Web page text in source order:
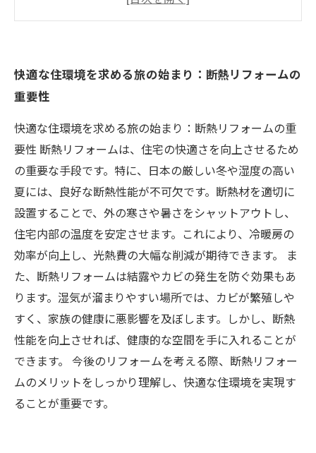
健康的な生活空間の実現：断熱リフォームによ
ームの嬉しい効果
家族の健康を守るために：結露とカビの防止策
未来のリフォームを考える：断熱リフォームの
選択肢
快適な住環境を手に入れるための第一歩：断熱
リフォームのすべて
快適な住環境を求める旅の始まり：断熱リフォームの
重要性
快適な住環境を求める旅の始まり：断熱リフォームの重
要性 断熱リフォームは、住宅の快適さを向上させるため
の重要な手段です。特に、日本の厳しい冬や湿度の高い
夏には、良好な断熱性能が不可欠です。断熱材を適切に
設置することで、外の寒さや暑さをシャットアウトし、
住宅内部の温度を安定させます。これにより、冷暖房の
効率が向上し、光熱費の大幅な削減が期待できます。 ま
た、断熱リフォームは結露やカビの発生を防ぐ効果もあ
ります。湿気が溜まりやすい場所では、カビが繁殖しや
すく、家族の健康に悪影響を及ぼします。しかし、断熱
性能を向上させれば、健康的な空間を手に入れることが
できます。 今後のリフォームを考える際、断熱リフォー
ムのメリットをしっかり理解し、快適な住環境を実現す
ることが重要です。